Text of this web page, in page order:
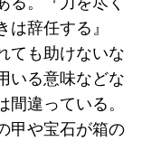
辞任する』
ても助けないな
いる意味などな
違っている。
甲や宝石が箱の